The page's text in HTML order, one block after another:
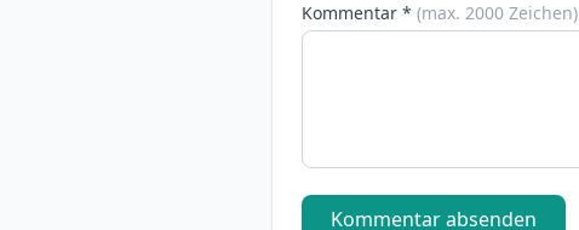
Kommentar * (max. 2000 Zeichen)
Kommentar absenden